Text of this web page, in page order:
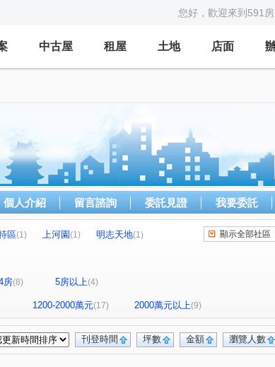
您好，歡迎來到591
中古屋 租屋 土地 店面
個人介紹 留言諮詢 委託見證 我要委託
區(1) 上河園(1) 明志天地(1)
莊(1) 台北清水灣(1)
園城堡/阿亮的家(1) 武泰臻愛(1)
(1) 芳洲一路(1) 登林路(2)
水碓路(1) 明志路三段(2) 莊泰路(1)
成泰路一段(1) 明德路(1)
顯示全部社區
房(8) 5房以上(4)
1200-2000萬元(17) 2000萬元以上(9)
瀏覽人數
金額
坪數
刊登時間